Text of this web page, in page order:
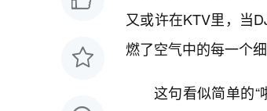
又或许在KTV里，当
燃了空气中的每一个细
这句看似简单的